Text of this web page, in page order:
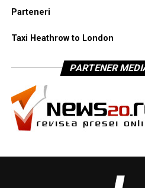
Parteneri
Taxi Heathrow to London
PARTENER